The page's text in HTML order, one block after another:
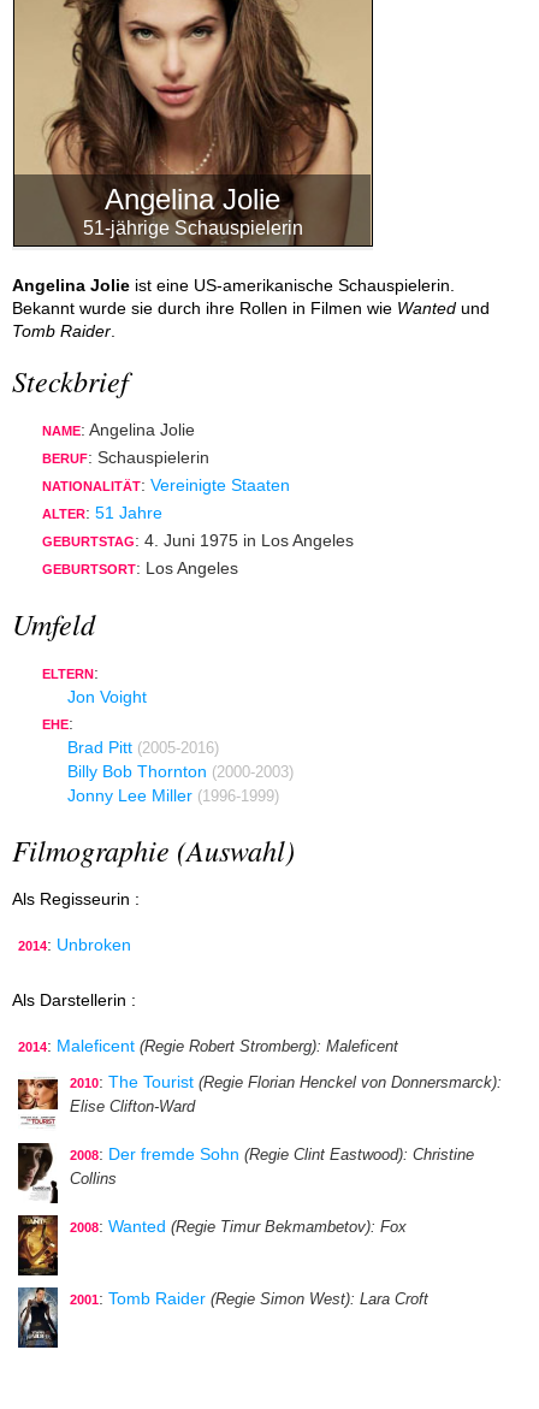
Angelina Jolie
51-jährige Schauspielerin
Angelina Jolie ist eine US-amerikanische Schauspielerin.
Bekannt wurde sie durch ihre Rollen in Filmen wie Wanted und
Tomb Raider
Steckbrief
NAME: Angelina Jolie
BERUF: Schauspielerin
NATIONALITÄT: Vereinigte Staaten
ALTER: 51 Jahre
GEBURTSTAG: 4. Juni 1975 in Los Angeles
GEBURTSORT: Los Angeles
Umfeld
ELTERN:
Jon Voight
EHE:
Brad Pitt (2005-2016)
Billy Bob Thornton (2000-2003)
Jonny Lee Miller (1996-1999)
Filmographie (Auswahl)
Als Regisseurin :
2014: Unbroken
Als Darstellerin :
2014: Maleficent (Regie Robert Stromberg): Maleficent
2010: The Tourist (Regie Florian Henckel von Donnersmarck):
Elise Clifton-Ward
2008: Der fremde Sohn (Regie Clint Eastwood): Christine
Collins
2008: Wanted (Regie Timur Bekmambetov): Fox
2001: Tomb Raider (Regie Simon West): Lara Croft